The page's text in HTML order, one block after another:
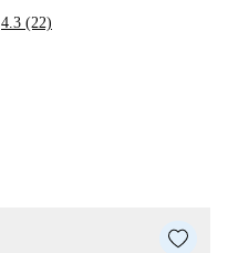
4.3 (22)